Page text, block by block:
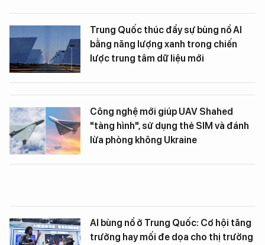
Trung Quốc thúc đẩy sự bùng nổ AI
bằng năng lượng xanh trong chiến
lược trung tâm dữ liệu mới
Công nghệ mới giúp UAV Shahed
"tàng hình", sử dụng thẻ SIM và đánh
lừa phòng không Ukraine
AI bùng nổ ở Trung Quốc: Cơ hội tăng
trưởng hay mối đe dọa cho thị trường